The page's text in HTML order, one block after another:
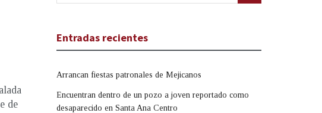
de
Entradas recientes
Arrancan fiestas patronales de Mejicanos
Encuentran dentro de un pozo a joven reportado como
desaparecido en Santa Ana Centro